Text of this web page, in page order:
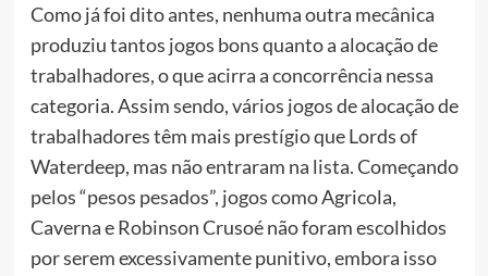
Como já foi dito antes, nenhuma outra mecânica
produziu tantos jogos bons quanto a alocação de
trabalhadores, o que acirra a concorrência nessa
categoria. Assim sendo, vários jogos de alocação de
trabalhadores têm mais prestígio que Lords of
Waterdeep, mas não entraram na lista. Começando
pelos “pesos pesados”, jogos como Agricola,
Caverna e Robinson Crusoé não foram escolhidos
por serem excessivamente punitivo, embora isso